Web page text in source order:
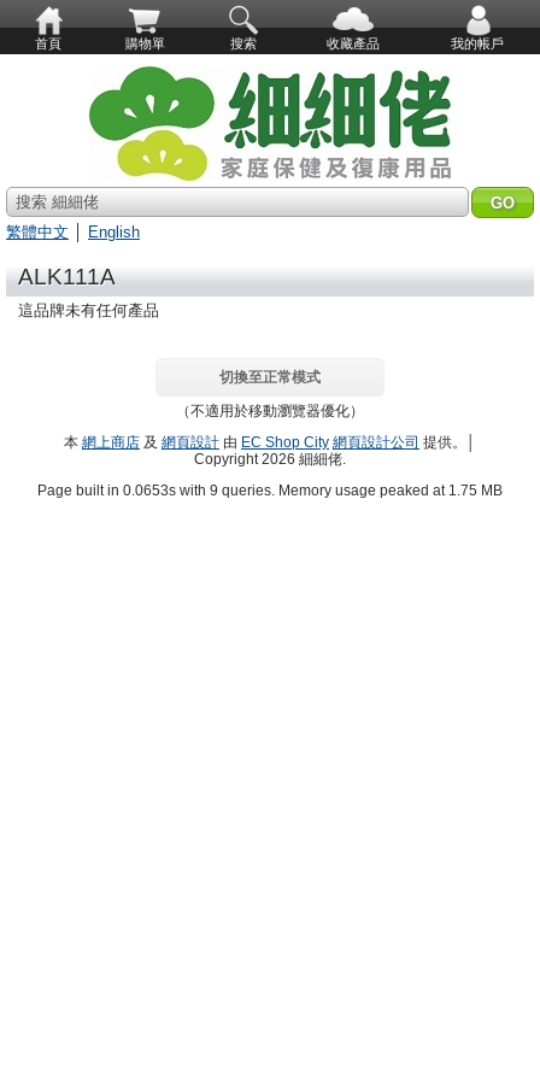
首頁 購物單 搜索 收藏產品 我的帳戶
搜索 細細佬
繁體中文
English
ALK111A
這品牌未有任何產品
切換至正常模式
（不適用於移動瀏覽器優化）
本 網上商店 及 網頁設計 由 EC Shop City 網頁設計公司 提供。│
Copyright 2026 細細佬.
Page built in 0.0653s with 9 queries. Memory usage peaked at 1.75 MB